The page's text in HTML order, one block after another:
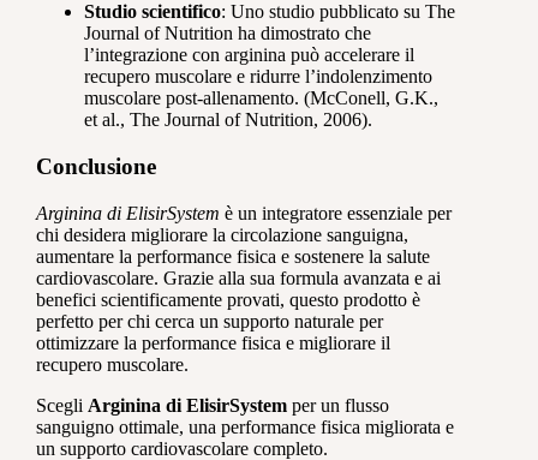
Studio scientifico: Uno studio pubblicato su The
Journal of Nutrition ha dimostrato che
l’integrazione con arginina può accelerare il
recupero muscolare e ridurre l’indolenzimento
muscolare post-allenamento. (McConell, G.K.,
et al., The Journal of Nutrition, 2006).
Conclusione
Arginina di ElisirSystem è un integratore essenziale per
chi desidera migliorare la circolazione sanguigna,
aumentare la performance fisica e sostenere la salute
cardiovascolare. Grazie alla sua formula avanzata e ai
benefici scientificamente provati, questo prodotto è
perfetto per chi cerca un supporto naturale per
ottimizzare la performance fisica e migliorare il
recupero muscolare.
Scegli Arginina di ElisirSystemper un flusso
sanguigno ottimale, una performance fisica migliorata e
un supporto cardiovascolare completo.